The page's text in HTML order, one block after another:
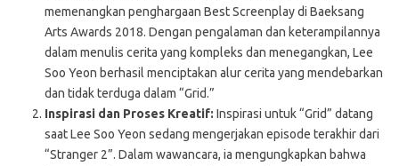
memenangkan penghargaan Best Screenplay di Baeksang
Arts Awards 2018. Dengan pengalaman dan keterampilannya
dalam menulis cerita yang kompleks dan menegangkan, Lee
Soo Yeon berhasil menciptakan alur cerita yang mendebarkan
dan tidak terduga dalam “Grid.”
Inspirasi dan Proses Kreatif: Inspirasi untuk “Grid” datang
saat Lee Soo Yeon sedang mengerjakan episode terakhir dari
“Stranger 2”. Dalam wawancara, ia mengungkapkan bahwa